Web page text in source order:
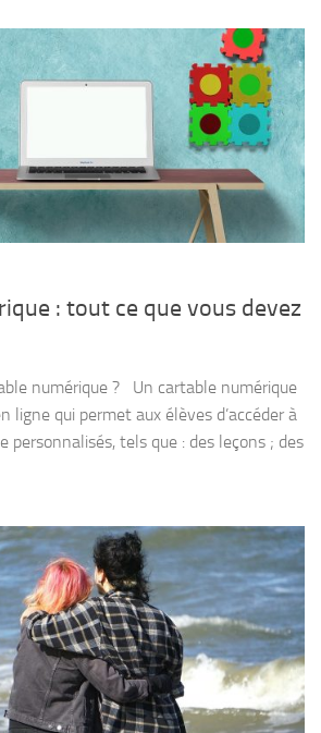
: tout ce que vous devez
numérique ? Un cartable numérique
ligne qui permet aux élèves d’accéder à
personnalisés, tels que : des leçons ; des